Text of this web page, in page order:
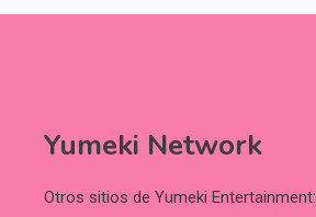
Yumeki Network
Otros sitios de Yumeki Entertainment: